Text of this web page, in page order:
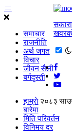
समाचार
राजनीति
अर्थ जगत
विचार
जीवन सैली
बर्गदृस्ती
२०८३
हाम्राे
बारेमा
मिति परिवर्तन
विनिमय दर